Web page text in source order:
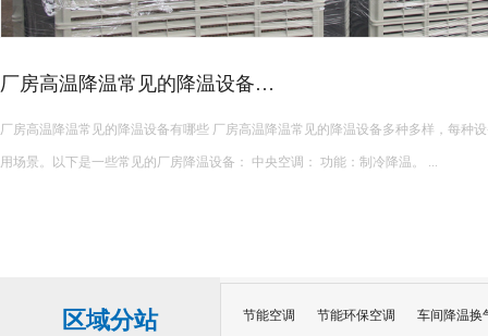
厂房高温降温常见的降温设备…
厂房高温降温常见的降温设备有哪些 厂房高温降温常见的降温设备多种多样，每种设备都有其独特的功能和适
用场景。以下是一些常见的厂房降温设备： 中央空调： 功能：制冷降温。 ...
区域分站 节能空调 节能环保空调 车间降温换